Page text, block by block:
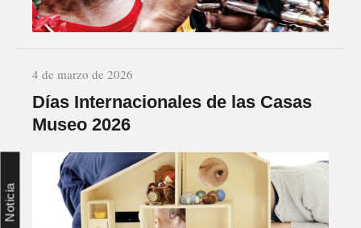
4 de marzo de 2026
Días Internacionales de las Casas
Museo 2026
Noticia